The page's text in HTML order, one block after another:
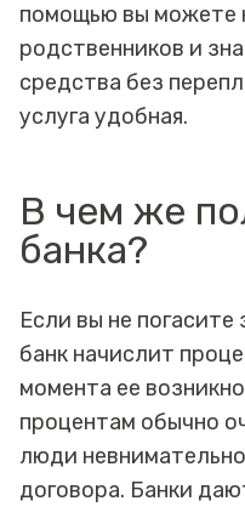
помощью вы можете
родственников и
средства без
услуга удобная.
В чем же
банка?
Если вы не
банк начислит
момента ее
процентам обычно
люди
договора. Банки